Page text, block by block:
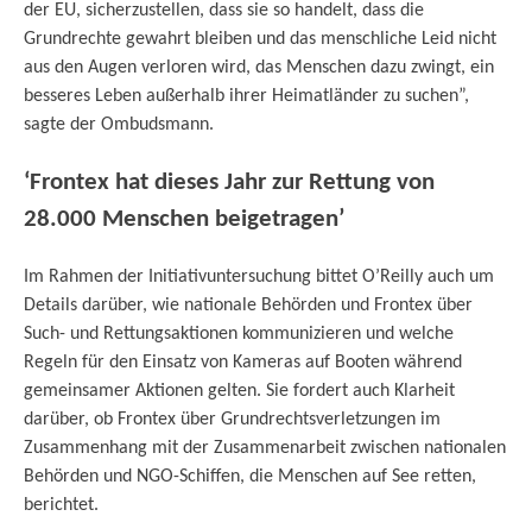
der EU, sicherzustellen, dass sie so handelt, dass die
Grundrechte gewahrt bleiben und das menschliche Leid nicht
aus den Augen verloren wird, das Menschen dazu zwingt, ein
besseres Leben außerhalb ihrer Heimatländer zu suchen”,
sagte der Ombudsmann.
‘Frontex hat dieses Jahr zur Rettung von
28.000 Menschen beigetragen’
Im Rahmen der Initiativuntersuchung bittet O’Reilly auch um
Details darüber, wie nationale Behörden und Frontex über
Such- und Rettungsaktionen kommunizieren und welche
Regeln für den Einsatz von Kameras auf Booten während
gemeinsamer Aktionen gelten. Sie fordert auch Klarheit
darüber, ob Frontex über Grundrechtsverletzungen im
Zusammenhang mit der Zusammenarbeit zwischen nationalen
Behörden und NGO-Schiffen, die Menschen auf See retten,
berichtet.